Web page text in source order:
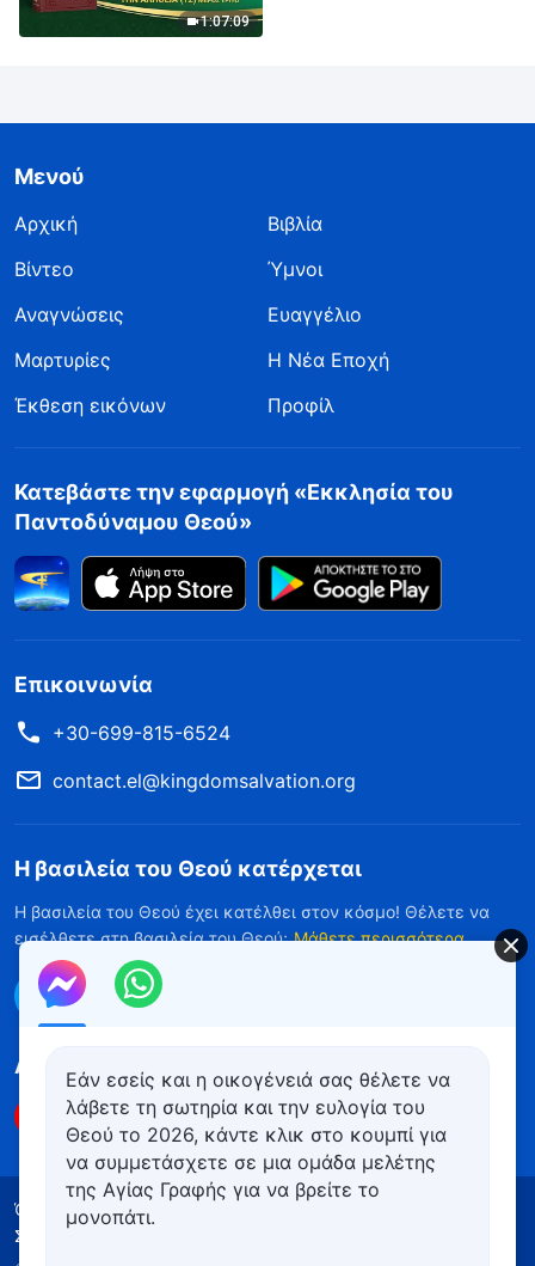
1:07:09
Μενού
Αρχική
Βιβλία
Βίντεο
Ύμνοι
Αναγνώσεις
Ευαγγέλιο
Μαρτυρίες
Η Νέα Εποχή
Έκθεση εικόνων
Προφίλ
Κατεβάστε την εφαρμογή «Εκκλησία του
Παντοδύναμου Θεού»
Επικοινωνία
+30-699-815-6524
contact.el@kingdomsalvation.org
Η βασιλεία του Θεού κατέρχεται
Η βασιλεία του Θεού έχει κατέλθει στον κόσμο! Θέλετε να
εισέλθετε στη βασιλεία του Θεού; Μάθετε περισσότερα
Επικοινωνήστε μαζί μας μέσω Messenger
Ακολουθήστε μας
Όροι Χρήσης
Πολιτική απορρήτου
Συντελεστές
Εάν εσείς και η οικογένειά σας θέλετε να
λάβετε τη σωτηρία και την ευλογία του
Θεού το 2026, κάντε κλικ στο κουμπί για
να συμμετάσχετε σε μια ομάδα μελέτης
της Αγίας Γραφής για να βρείτε το
μονοπάτι.